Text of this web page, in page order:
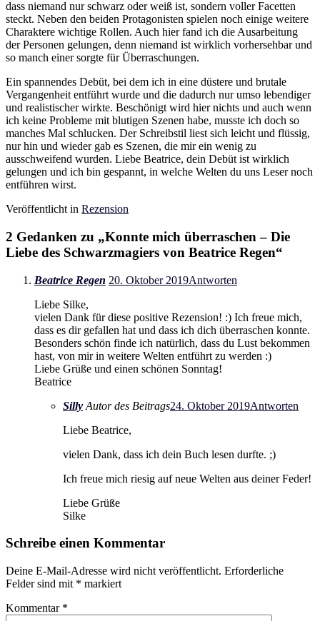
dass niemand nur schwarz oder weiß ist, sondern voller Facetten
steckt. Neben den beiden Protagonisten spielen noch einige weitere
Charaktere wichtige Rollen. Auch hier fand ich die Ausarbeitung
der Personen gelungen, denn niemand ist wirklich vorhersehbar und
so manch einer sorgte für Überraschungen.
Ein spannendes Debüt, bei dem ich in eine düstere und brutale
Vergangenheit entführt wurde und die dadurch nur umso lebendiger
und realistischer wirkte. Beschönigt wird hier nichts und auch wenn
ich keine Probleme mit blutigen Szenen habe, musste ich doch so
manches Mal schlucken. Der Schreibstil liest sich leicht und flüssig,
nur hin und wieder gab es Szenen, die mir ein wenig zu
ausschweifend wurden. Liebe Beatrice, dein Debüt ist wirklich
gelungen und ich bin gespannt, in welche Welten du uns Leser noch
entführen wirst.
Veröffentlicht in Rezension
2 Gedanken zu „Konnte mich überraschen – Die
Liebe des Schwarzmagiers von Beatrice Regen“
Beatrice Regen 20. Oktober 2019Antworten
Liebe Silke,
vielen Dank für diese positive Rezension! :) Ich freue mich,
dass es dir gefallen hat und dass ich dich überraschen konnte.
Besonders schön finde ich natürlich, dass du Lust bekommen
hast, von mir in weitere Welten entführt zu werden :)
Liebe Grüße und einen schönen Sonntag!
Beatrice
Silly Autor des Beitrags24. Oktober 2019Antworten
Liebe Beatrice,
vielen Dank, dass ich dein Buch lesen durfte. ;)
Ich freue mich riesig auf neue Welten aus deiner Feder!
Liebe Grüße
Silke
Schreibe einen Kommentar
Deine E-Mail-Adresse wird nicht veröffentlicht. Erforderliche
Felder sind mit * markiert
Kommentar *